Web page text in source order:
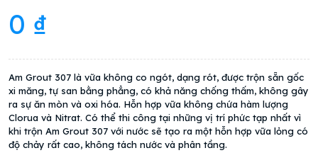
0 ₫
Am Grout 307 là vữa không co ngót, dạng rót, được trộn sẵn gốc
xi măng, tự san bằng phẳng, có khả năng chống thấm, không gây
ra sự ăn mòn và oxi hóa. Hỗn hợp vữa không chứa hàm lượng
Clorua và Nitrat. Có thể thi công tại những vị trí phức tạp nhất vì
khi trộn Am Grout 307 với nước sẽ tạo ra một hỗn hợp vữa lỏng có
độ chảy rất cao, không tách nước và phân tầng.